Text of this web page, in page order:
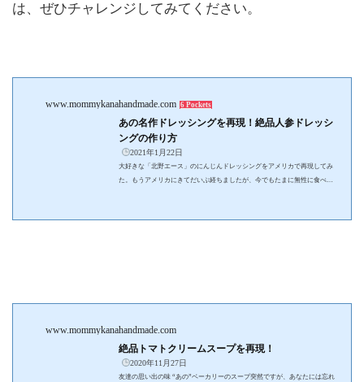
は、ぜひチャレンジしてみてください。
www.mommykanahandmade.com 6 Pockets
あの名作ドレッシングを再現！絶品人参ドレッシ
ングの作り方
2021年1月22日
大好きな「北野エース」のにんじんドレッシングをアメリカで再現してみ
た。もうアメリカにきてだいぶ経ちましたが、今でもたまに無性に食べた
プクラスに人気なのがこのにんじんドレッシングです。酸味が抑えられた
www.mommykanahandmade.com
絶品トマトクリームスープを再現！
2020年11月27日
友達の思い出の味 “あの”ベーカリーのスープ突然ですが、あなたには忘れ